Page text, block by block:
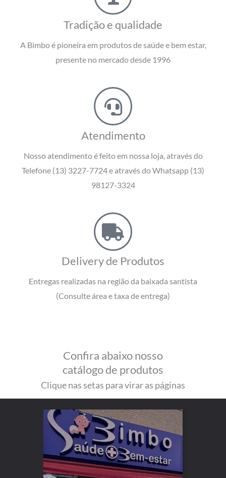
Tradição e qualidade
A Bimbo é pioneira em produtos de saúde e bem estar,
presente no mercado desde 1996
Atendimento
Nosso atendimento é feito em nossa loja, através do
Telefone (13) 3227-7724 e através do Whatsapp (13)
98127-3324
Delivery de Produtos
Entregas realizadas na região da baixada santista
(Consulte área e taxa de entrega)
Confira abaixo nosso
catálogo de produtos
Clique nas setas para virar as páginas